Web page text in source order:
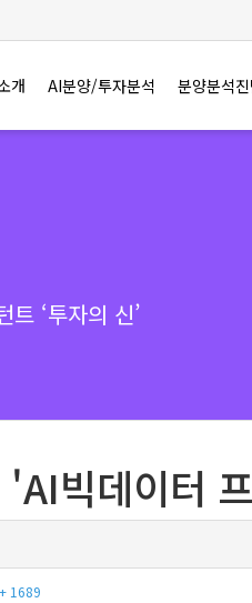
개 AI분양/투자분석 분양분석
‘투자의 신’
빅데이터
+ 1689